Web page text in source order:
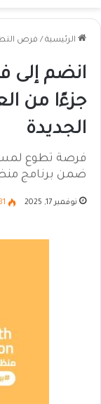
الرئيسية / فرص
انضم إلى
جزءًا من
الجديدة
فرصة تطوع
ضمن برنامج
نوفمبر 17, 2025